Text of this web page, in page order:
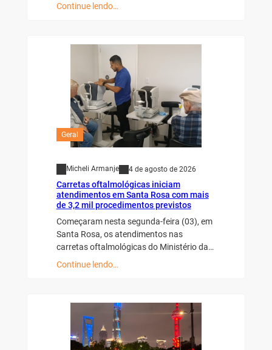
Continue lendo…
Geral
Micheli Armanje 4 de agosto de 2026
Carretas oftalmológicas iniciam
atendimentos em Santa Rosa com mais
de 3,2 mil procedimentos previstos
Começaram nesta segunda-feira (03), em
Santa Rosa, os atendimentos nas
carretas oftalmológicas do Ministério da…
Continue lendo…